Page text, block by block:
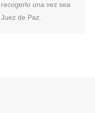
una vez sea
de Paz.